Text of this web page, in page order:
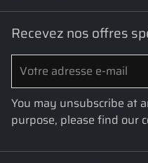
Recevez nos offres
You may unsubscribe at
purpose, please find our